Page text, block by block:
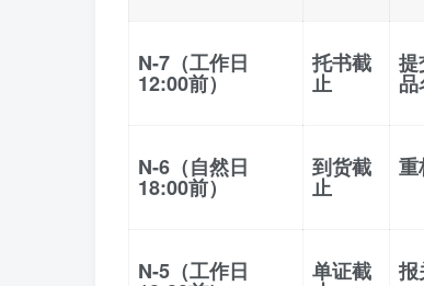
N-7（工作日
12:00前）
托书截
止
提
品
N-6（自然日
18:00前）
到货截
止
重
N-5（工作日 单证截 报